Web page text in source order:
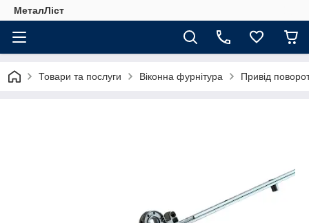
МеталЛіст
Товари та послуги Віконна фурнітура Привід